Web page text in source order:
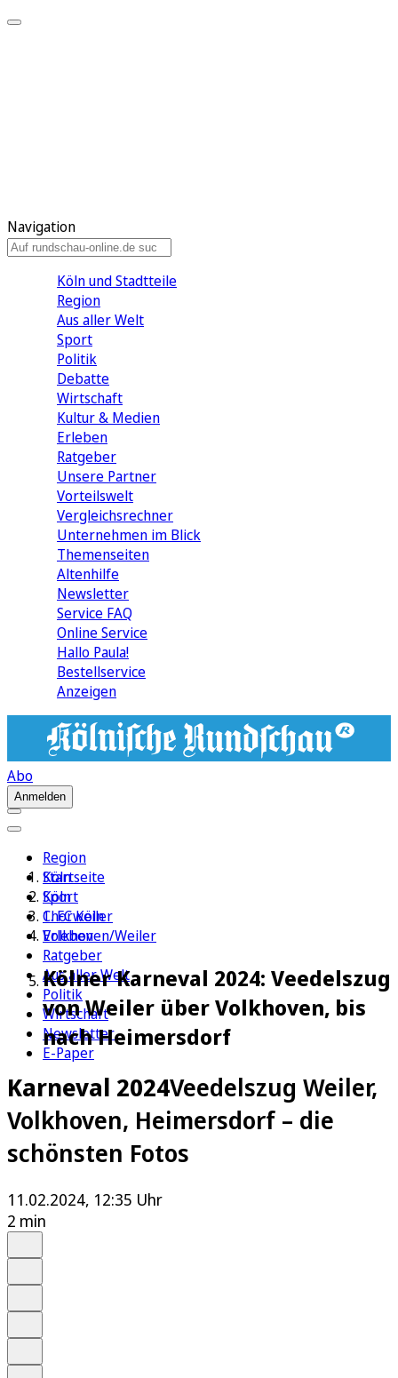
Navigation
Köln und Stadtteile
Region
Aus aller Welt
Sport
Politik
Debatte
Wirtschaft
Kultur & Medien
Erleben
Ratgeber
Unsere Partner
Vorteilswelt
Vergleichsrechner
Unternehmen im Blick
Themenseiten
Altenhilfe
Newsletter
Service FAQ
Online Service
Hallo Paula!
Bestellservice
Anzeigen
Abo
Anmelden
Region
Köln
Sport
1. FC Köln
Erleben
Ratgeber
Aus aller Welt
Politik
Wirtschaft
Newsletter
E-Paper
Startseite
Köln
Chorweiler
Volkhoven/Weiler
Kölner Karneval 2024: Veedelszug
von Weiler über Volkhoven, bis
nach Heimersdorf
Karneval 2024Veedelszug Weiler,
Volkhoven, Heimersdorf – die
schönsten Fotos
11.02.2024, 12:35 Uhr
2 min